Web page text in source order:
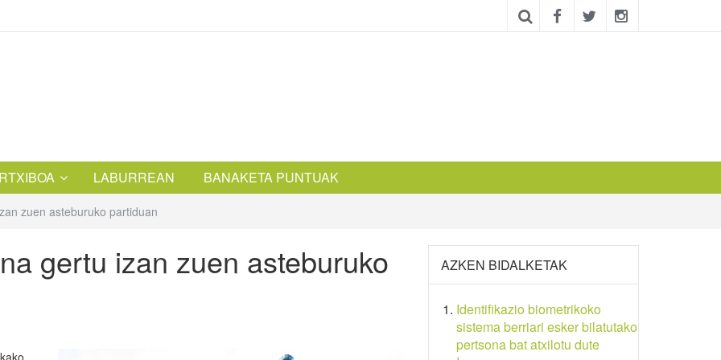
LABURREAN BANAKETA PUNTUAK
zuen asteburuko partiduan
gertu izan zuen asteburuko AZKEN BIDALKETAK
Identifikazio biometrikoko
sistema berriari esker bilatutako
pertsona bat atxilotu dute